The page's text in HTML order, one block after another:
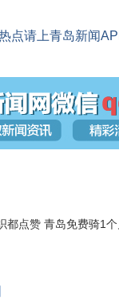
点请上青岛新闻
都点赞 青岛免费骑1个